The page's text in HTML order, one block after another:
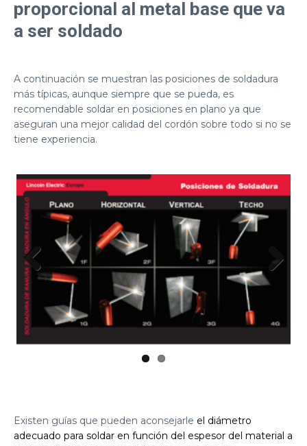
proporcional al metal base que va
a ser soldado
A continuación se muestran las posiciones de soldadura
más típicas, aunque siempre que se pueda, es
recomendable soldar en posiciones en plano ya que
aseguran una mejor calidad del cordón sobre todo si no se
tiene experiencia.
Previous Next
Existen guías que pueden aconsejarle el diámetro
adecuado para soldar en función del espesor del material a